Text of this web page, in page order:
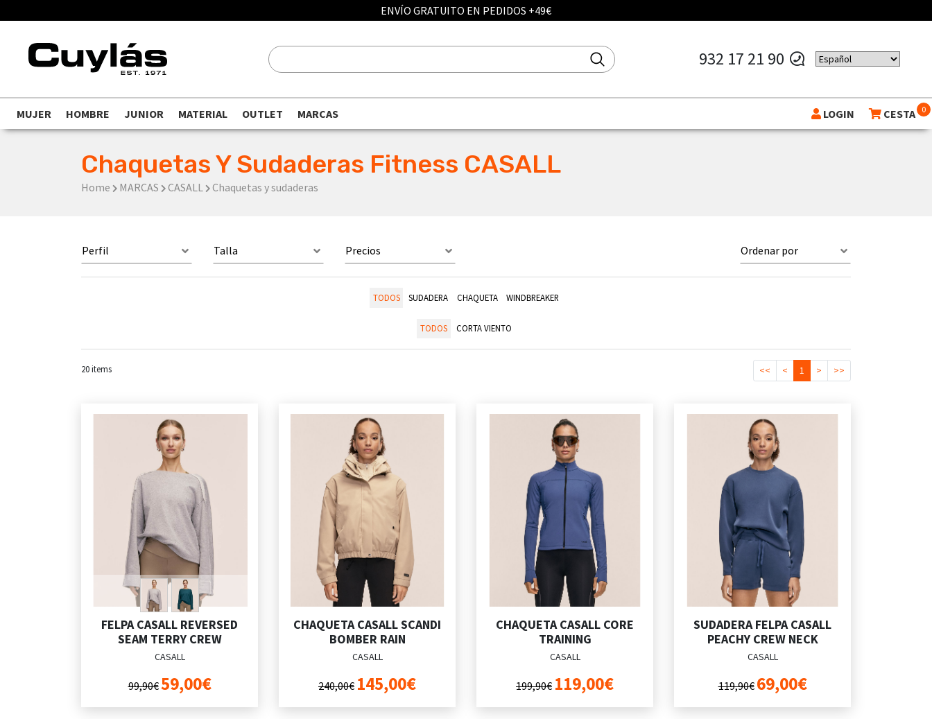
ENVÍO GRATUITO EN PEDIDOS +49€
932 17 21 90
MUJER HOMBRE JUNIOR MATERIAL OUTLET MARCAS LOGIN CESTA 0
Chaquetas Y Sudaderas Fitness CASALL
Home MARCAS CASALL Chaquetas y sudaderas
Perfil Talla Precios Ordenar por
TODOS SUDADERA CHAQUETA WINDBREAKER
TODOS CORTA VIENTO
20items << < 1 > >>
FELPA CASALL REVERSED
SEAM TERRY CREW
CASALL
99,90€59,00€
CHAQUETA CASALL SCANDI
BOMBER RAIN
CASALL
240,00€ 145,00€
CHAQUETA CASALL CORE
TRAINING
CASALL
199,90€ 119,00€
SUDADERA FELPA CASALL
PEACHY CREW NECK
CASALL
119,90€ 69,00€